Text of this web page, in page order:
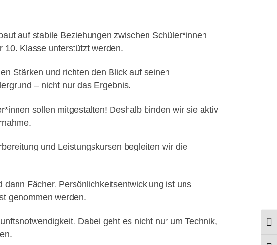
auf stabile Beziehungen zwischen Schüler*innen
10. Klasse unterstützt werden.
Stärken und richten den Blick auf seinen
– nicht nur das Ergebnis.
sollen mitgestalten! Deshalb binden wir sie aktiv
und Leistungskursen begleiten wir die
Fächer. Persönlichkeitsentwicklung ist uns
genommen werden.
Dabei geht es nicht nur um Technik,